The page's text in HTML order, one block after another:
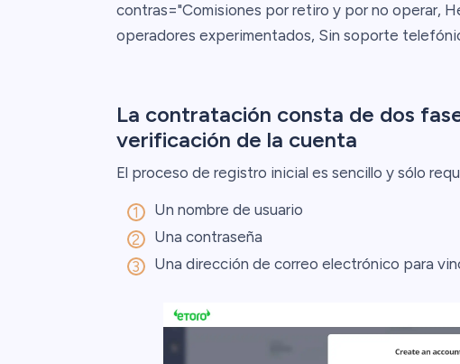
contras="Comisiones por retiro y por no operar,
operadores experimentados, Sin soporte
La contratación consta de dos
verificación de la cuenta
El proceso de registro inicial es sencillo y sólo
Un nombre de usuario
Una contraseña
Una dirección de correo electrónico para